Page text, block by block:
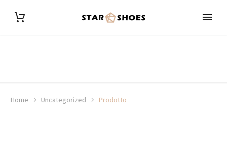
Home Uncategorized Prodotto